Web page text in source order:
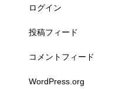
ログイン
投稿フィード
コメントフィード
WordPress.org